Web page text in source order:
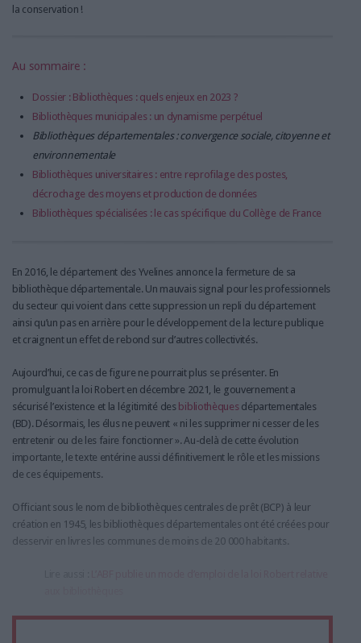
la conservation !
Au sommaire :
Dossier : Bibliothèques : quels enjeux en 2023 ?
Bibliothèques municipales : un dynamisme perpétuel
Bibliothèques départementales : convergence sociale, citoyenne et
environnementale
Bibliothèques universitaires : entre reprofilage des postes,
décrochage des moyens et production de données
Bibliothèques spécialisées : le cas spécifique du Collège de France
En 2016, le département des Yvelines annonce la fermeture de sa
bibliothèque départementale. Un mauvais signal pour les professionnels
du secteur qui voient dans cette suppression un repli du département
ainsi qu’un pas en arrière pour le développement de la lecture publique
et craignent un effet de rebond sur d’autres collectivités.
Aujourd’hui, ce cas de figure ne pourrait plus se présenter. En
promulguant la loi Robert en décembre 2021, le gouvernement a
sécurisé l’existence et la légitimité des bibliothèques départementales
(BD). Désormais, les élus ne peuvent « ni les supprimer ni cesser de les
entretenir ou de les faire fonctionner ». Au-delà de cette évolution
importante, le texte entérine aussi définitivement le rôle et les missions
de ces équipements.
Officiant sous le nom de bibliothèques centrales de prêt (BCP) à leur
création en 1945, les bibliothèques départementales ont été créées pour
desservir en livres les communes de moins de 20 000 habitants.